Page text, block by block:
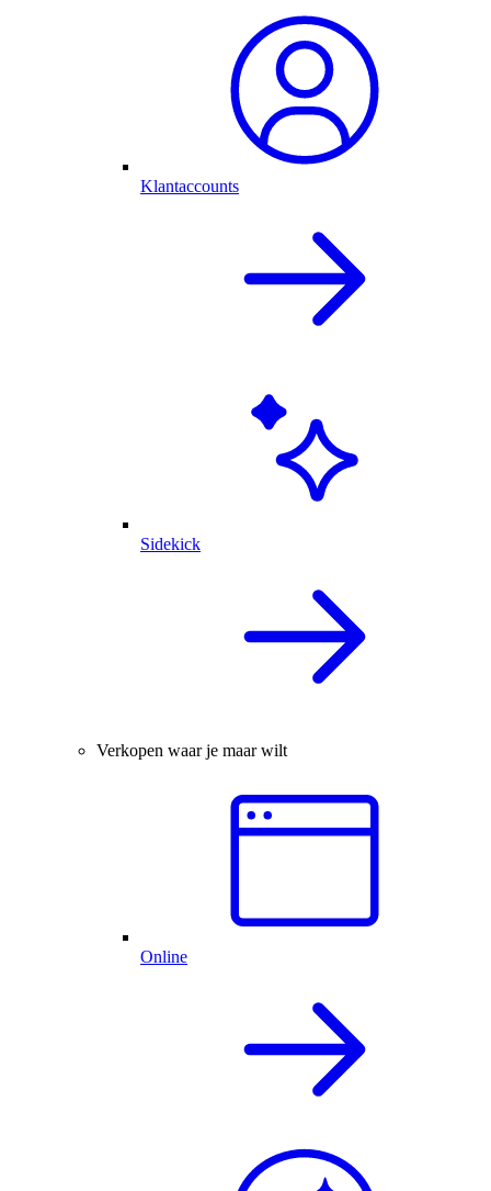
Klantaccounts
Sidekick
Verkopen waar je maar wilt
Online